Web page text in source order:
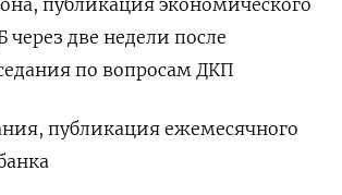
публикация экономического
две ​недели после
по вопросам ДКП
публикация ‌ежемесячного